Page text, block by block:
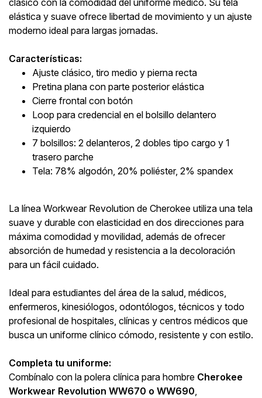
elástica y suave ofrece libertad de movimiento y un ajuste
moderno ideal para largas jornadas.
Características:
Ajuste clásico, tiro medio y pierna recta
Pretina plana con parte posterior elástica
Cierre frontal con botón
Loop para credencial en el bolsillo delantero
izquierdo
7 bolsillos: 2 delanteros, 2 dobles tipo cargo y 1
trasero parche
Tela: 78% algodón, 20% poliéster, 2% spandex
La línea Workwear Revolution de Cherokee utiliza una tela
suave y durable con elasticidad en dos direcciones para
máxima comodidad y movilidad, además de ofrecer
absorción de humedad y resistencia a la decoloración
para un fácil cuidado.
Ideal para estudiantes del área de la salud, médicos,
enfermeros, kinesiólogos, odontólogos, técnicos y todo
profesional de hospitales, clínicas y centros médicos que
busca un uniforme clínico cómodo, resistente y con estilo.
Completa tu uniforme:
Combínalo con la polera clínica para hombre Cherokee
Workwear Revolution WW670 o WW690